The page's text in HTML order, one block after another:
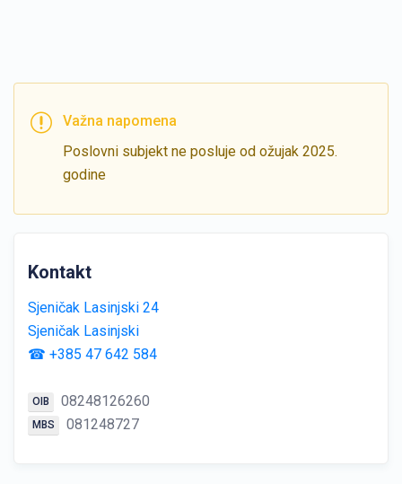
Važna napomena
Poslovni subjekt ne posluje od ožujak 2025.
godine
Kontakt
Sjeničak Lasinjski 24
Sjeničak Lasinjski
☎ +385 47 642 584
OIB 08248126260
MBS 081248727